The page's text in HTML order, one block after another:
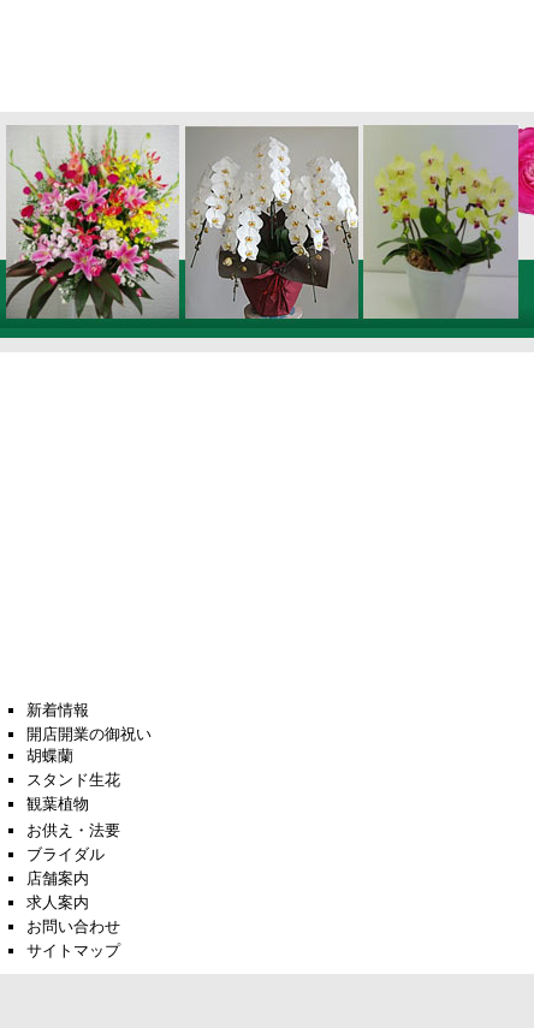
新着情報
開店開業の御祝い
胡蝶蘭
スタンド生花
観葉植物
お供え・法要
ブライダル
店舗案内
求人案内
お問い合わせ
サイトマップ